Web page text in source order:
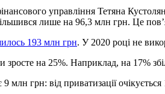
управління Тетяна
лише на 96,3 млн грн. Це
193 млн грн. У 2020 році не
зросте на 25%. Наприклад, на 17%
млн грн: від приватизації